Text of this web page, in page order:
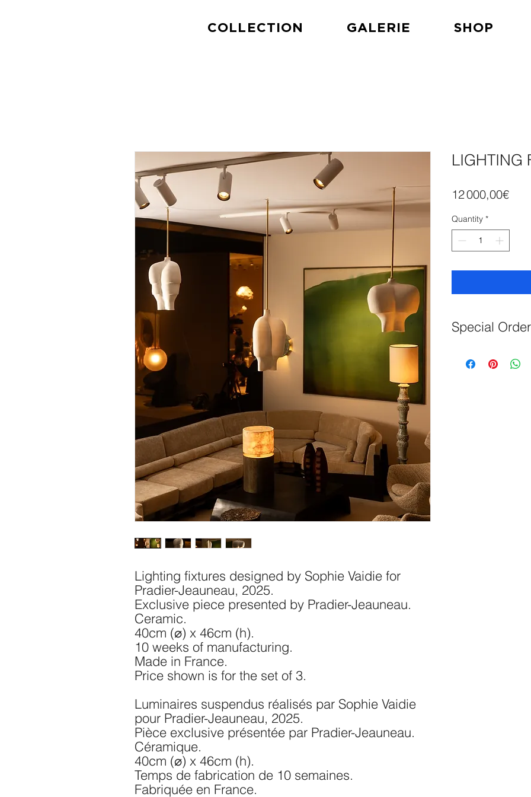
COLLECTION GALERIE SHOP
Lighting fixtures designed by Sophie Vaidie for
Pradier-Jeauneau, 2025.
Exclusive piece presented by Pradier-Jeauneau.
Ceramic.
40cm (⌀) x 46cm (h).
10 weeks of manufacturing.
Made in France.
Price shown is for the set of 3.
Luminaires suspendus réalisés par Sophie Vaidie
pour Pradier-Jeauneau, 2025.
Pièce exclusive présentée par Pradier-Jeauneau.
Céramique.
40cm (⌀) x 46cm (h).
Temps de fabrication de 10 semaines.
Fabriquée en France.
LIGHTING
12 000,00€Price
Quantity *
Special
size adjustments,